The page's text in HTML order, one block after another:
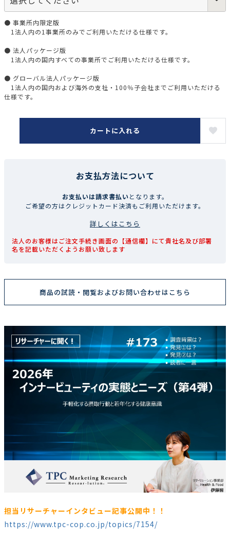
● 事業所内限定版
1法人内の1事業所のみでご利用いただける仕様です。
● 法人パッケージ版
1法人内の国内すべての事業所でご利用いただける仕様です。
● グローバル法人パッケージ版
1法人内の国内および海外の支社・100％子会社までご利用いただける
仕様です。
カートに入れる
お支払方法について
お支払いは請求書払いとなります。
ご希望の方はクレジットカード決済もご利用いただけます。
詳しくはこちら
法人のお客様はご注文手続き画面の【通信欄】にて貴社名及び部署
名を記載いただくようお願い致します
商品の試読・閲覧およびお問い合わせはこちら
担当リサーチャーインタビュー記事公開中！！
https://www.tpc-cop.co.jp/topics/7154/